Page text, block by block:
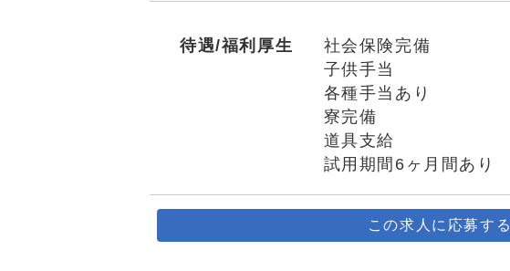
待遇/福利厚生
社会保険完備
子供手当
各種手当あり
寮完備
道具支給
試用期間6ヶ月間あり
この求人に応募する